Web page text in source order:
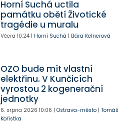
Horní Suchá uctila
památku obětí Životické
tragédie u muralu
Včera 10:24| Horní Suchá | Bára Kelnerová
OZO bude mít vlastní
elektřinu. V Kunčicích
vyrostou 2 kogenerační
jednotky
6. srpna 2026 10:06 | Ostrava-město| Tomáš
Kořistka